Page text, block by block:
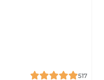
517